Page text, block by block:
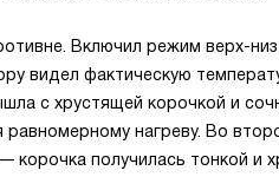
Включил режим верх-низ
видел фактическую
с хрустящей корочкой и
нагреву. Во
получилась тонкой и